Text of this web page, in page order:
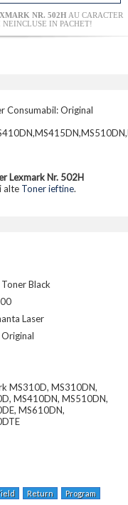
NR. 502H AU CARACTER
IN PACHET!
Consumabil: Original
Lexmark Nr. 502H
alte Toner ieftine.
Black
Laser
MS310D, MS310DN,
MS410DN, MS510DN,
MS610DN,
Return Program